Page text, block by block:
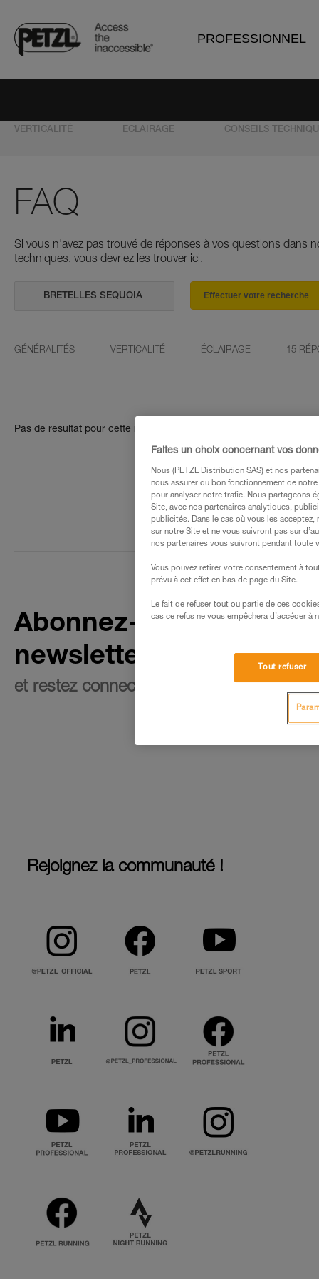
PROFESSIONNEL
VERTICALITÉ ECLAIRAGE CONSEILS
FAQ
Si vous n'avez pas trouvé de réponses à vos questions dans
techniques, vous devriez les trouver ici.
Effectuer votre recherche
GÉNÉRALITÉS VERTICALITÉ ÉCLAIRAGE 15
Pas de résultat pour cette recherche
Abonnez-vous à la
newsletter
et restez connecté à notre actualité
Rejoignez la communauté !
Faites un choix concernant vos
Nous (PETZL Distribution SAS) et nos
nous assurer du bon fonctionnement de
pour analyser notre trafic. Nous partageons
Site, avec nos partenaires analytiques,
publicités. Dans le cas où vous les
sur notre Site et ne vous suivront pas sur
nos partenaires vous suivront pendant toute
Vous pouvez retirer votre consentement à
prévu à cet effet en bas de page du Site.
Le fait de refuser tout ou partie de ces
cas ce refus ne vous empêchera d’accéder à
Tout refuser